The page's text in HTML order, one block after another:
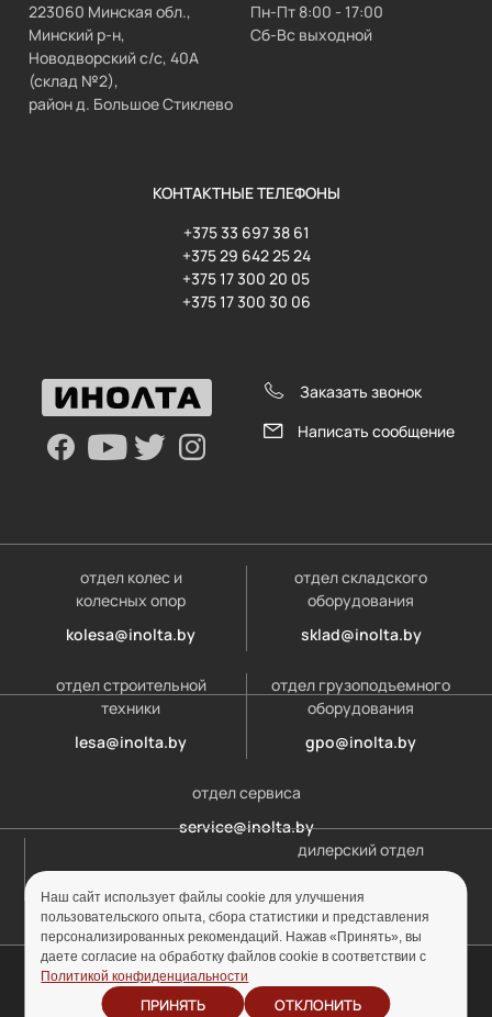
223060 Минская обл.,
Минский р-н,
Новодворский с/с, 40А
(склад №2),
район д. Большое Стиклево
Пн-Пт 8:00 - 17:00
Сб-Вс выходной
КОНТАКТНЫЕ ТЕЛЕФОНЫ
+375 33 697 38 61
+375 29 642 25 24
+375 17 300 20 05
+375 17 300 30 06
Заказать звонок
Написать сообщение
отдел колес и
колесных опор
kolesa@inolta.by
отдел складского
оборудования
sklad@inolta.by
отдел строительной
техники
lesa@inolta.by
отдел грузоподъемного
оборудования
gpo@inolta.by
отдел сервиса
service@inolta.by
дилерский отдел
© ООО «Инолта» 2010-2026 г. УНП 691302759
Наш сайт использует файлы cookie для улучшения
пользовательского опыта, сбора статистики и представления
персонализированных рекомендаций. Нажав «Принять», вы
даете согласие на обработку файлов cookie в соответствии с
Политикой конфиденциальности
ПРИНЯТЬ ОТКЛОНИТЬ